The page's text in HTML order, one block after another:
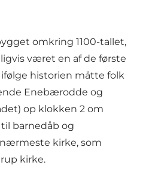
omkring 1100-tallet,
været en af de første
historien måtte folk
Enebærodde og
op klokken 2 om
barnedåb og
kirke, som
kirke.